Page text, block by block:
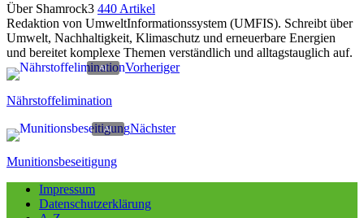
Über Shamrock3 440 Artikel
Redaktion von UmweltInformationssystem (UMFIS). Schreibt über
Umwelt, Nachhaltigkeit, Klimaschutz und erneuerbare Energien
und bereitet komplexe Themen verständlich und alltagstauglich auf.
Vorheriger
Nährstoffelimination
Nächster
Munitionsbeseitigung
Impressum
Datenschutzerklärung